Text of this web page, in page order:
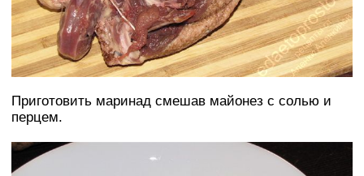
Приготовить маринад смешав майонез с солью и
перцем.